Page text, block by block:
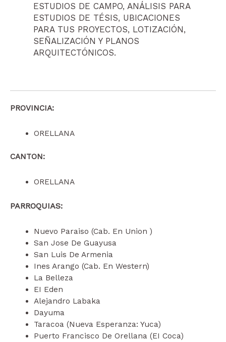
ESTUDIOS DE CAMPO, ANÁLISIS PARA
ESTUDIOS DE TÉSIS, UBICACIONES
PARA TUS PROYECTOS, LOTIZACIÓN,
SEÑALIZACIÓN Y PLANOS
ARQUITECTÓNICOS.
PROVINCIA:
ORELLANA
CANTON:
ORELLANA
PARROQUIAS:
Nuevo Paraiso (Cab. En Union )
San Jose De Guayusa
San Luis De Armenia
Ines Arango (Cab. En Western)
La Belleza
EI Eden
Alejandro Labaka
Dayuma
Taracoa (Nueva Esperanza: Yuca)
Puerto Francisco De Orellana (EI Coca)